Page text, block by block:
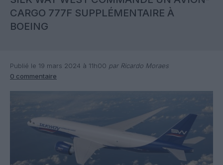
CARGO 777F SUPPLÉMENTAIRE À
BOEING
Publié le 19 mars 2024 à 11h00 par Ricardo Moraes
0 commentaire